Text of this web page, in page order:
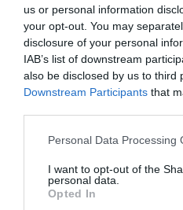
us or personal information
your opt-out. You may
disclosure of your personal
IAB’s list of downstream
also be disclosed by us to third
Downstream Participants that
Personal Data Processing
I want to opt-out of the
personal data.
Opted In
As inscrições decorrem entre
a residentes no concelho de
obrigatória para semanas
participantes, e só será
documentos exigidos e
(almoço e seguro incluídos).
Durante estas semanas, os
desfrutar de atividades como
entre muitas outras. O
especializada.